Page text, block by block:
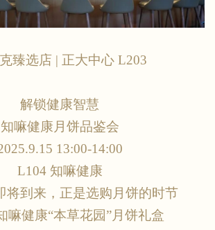
臻选店 | 正大中心 L203
解锁健康智慧
知嘛健康月饼品鉴会
13:00-14:00
L104 知嘛健康
将到来，正是选购月饼的时节
嘛健康“本草花园”月饼礼盒